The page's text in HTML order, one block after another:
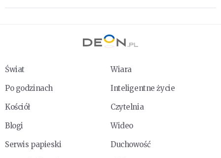
Świat
Wiara
Po godzinach
Inteligentne życie
Kościół
Czytelnia
Blogi
Wideo
Serwis papieski
Duchowość